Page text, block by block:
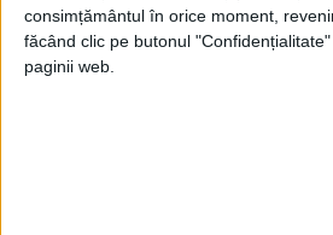
consimțământul în orice moment,
făcând clic pe butonul
paginii web.
interferență cu producția
această oră critică”. El a